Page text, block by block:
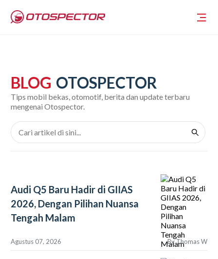
BLOG OTOSPECTOR
Tips mobil bekas, otomotif, berita dan update terbaru
mengenai Otospector.
Audi Q5 Baru Hadir di GIIAS
2026, Dengan Pilihan Nuansa
Tengah Malam
Agustus 07, 2026 ByThomas W